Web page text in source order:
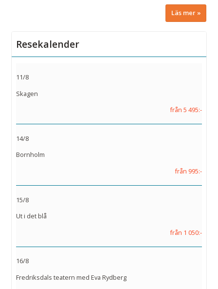
Läs mer
Resekalender
11/8
Skagen
från 5 495:-
14/8
Bornholm
från 995:-
15/8
Ut i det blå
från 1 050:-
16/8
Fredriksdals teatern med Eva Rydberg